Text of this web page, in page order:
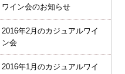
ワイン会のお知らせ
2016年2月のカジュアルワイ
ン会
2016年1月のカジュアルワイ